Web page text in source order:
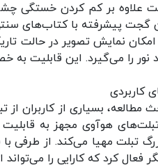
علاوه بر کم کردن خستگی
گجت پیشرفته با کتاب‌های
نور را می‌گیرد. این قابلیت
کاربردی
مطالعه، بسیاری از کاربران
فعال کرد که کارایی را